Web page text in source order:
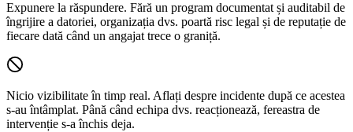
Expunere la răspundere. Fără un program documentat și auditabil de
îngrijire a datoriei, organizația dvs. poartă risc legal și de reputație de
fiecare dată când un angajat trece o graniță.
Nicio vizibilitate în timp real. Aflați despre incidente după ce acestea
s-au întâmplat. Până când echipa dvs. reacționează, fereastra de
intervenție s-a închis deja.